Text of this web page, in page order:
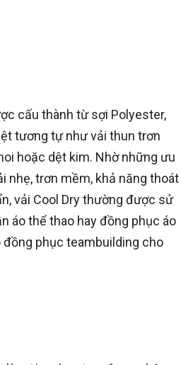
cấu thành từ sợi Polyester,
tương tự như vải thun trơn
hoặc dệt kim. Nhờ những ưu
nhẹ, trơn mềm, khả năng thoát
vải Cool Dry thường được sử
áo thể thao hay đồng phục áo
đồng phục teambuilding cho